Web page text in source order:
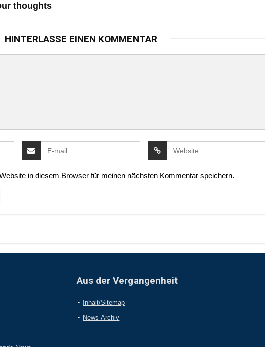
thoughts
HINTERLASSE EINEN KOMMENTAR
in diesem Browser für meinen nächsten Kommentar speichern.
Aus der Vergangenheit
Inhalt/Sitemap
News-Archiv